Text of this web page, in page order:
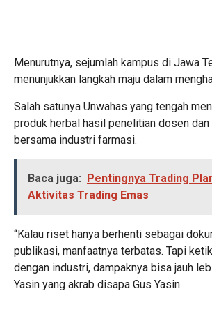
Menurutnya, sejumlah kampus di Jawa
menunjukkan langkah maju dalam
Salah satunya Unwahas yang tengah
produk herbal hasil penelitian dosen
bersama industri farmasi.
Baca juga: Pentingnya Trading
Aktivitas Trading Emas
“Kalau riset hanya berhenti sebagai
publikasi, manfaatnya terbatas. Tapi
dengan industri, dampaknya bisa jauh
Yasin yang akrab disapa Gus Yasin.